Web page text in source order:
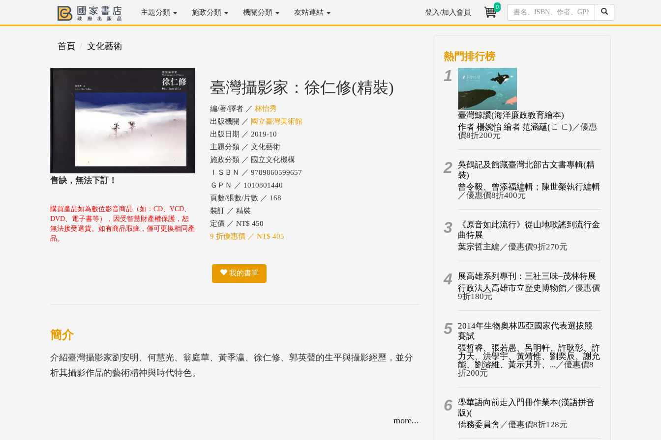
主題分類 施政分類 機關分類 友站連結 登入/加入會員
0
首頁 文化藝術
售缺，無法下訂！
購買產品如為數位影音商品（如：CD、VCD、
DVD、電子書等），因受智慧財產權保護，恕
無法接受退貨。如有商品瑕疵，僅可更換相同產
品。
臺灣攝影家：徐仁修(精裝)
編/著/譯者 ／ 林怡秀
出版機關 ／ 國立臺灣美術館
出版日期 ／ 2019-10
主題分類 ／ 文化藝術
施政分類 ／ 國立文化機構
ＩＳＢＮ ／ 9789860599657
ＧＰＮ ／ 1010801440
頁數/張數/片數 ／ 168
裝訂 ／ 精裝
定價 ／ NT$ 450
9 折優惠價 ／ NT$ 405
我的書單
簡介
介紹臺灣攝影家劉安明、何慧光、翁庭華、黃季瀛、徐仁修、郭英聲的生平與攝影經歷，並分
析其攝影作品的藝術精神與時代特色。
more...
熱門排行榜
1
臺灣鯨讚(海洋廉政教育繪本)
作者 楊婉怡 繪者 范涵蘊(ㄈ ㄈ) ／優惠
價8折200元
2 吳鶴記及館藏臺灣北部古文書專輯(精
裝)
曾令毅、曾添福編輯；陳世榮執行編輯
／優惠價8折400元
3
《原音如此流行》從山地歌謠到流行金
曲特展
葉宗哲主編 ／優惠價9折270元
4
展高雄系列專刊：三社三味–茂林特展
行政法人高雄市立歷史博物館／優惠價
9折180元
5 2014年生物奧林匹亞國家代表選拔競
賽試
張哲睿、張若愚、呂明軒、許耿彰、許
力天、洪學宇、黃靖惟、劉奕辰、謝允
能、劉濬維、黃示其升、... ／優惠價8
折200元
6 學華語向前走入門冊作業本(漢語拼音
版)(
僑務委員會 ／優惠價8折128元